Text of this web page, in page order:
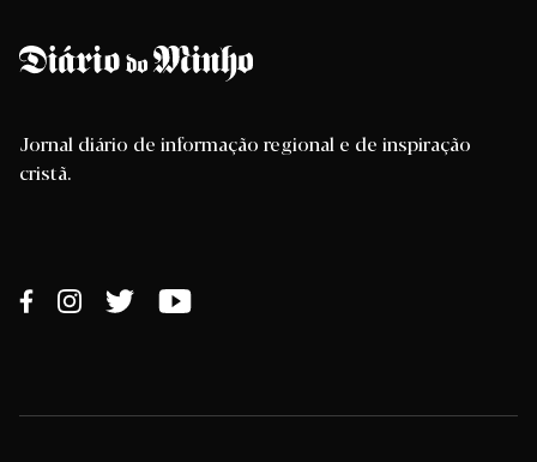
Jornal diário de informação regional e de inspiração
cristã.